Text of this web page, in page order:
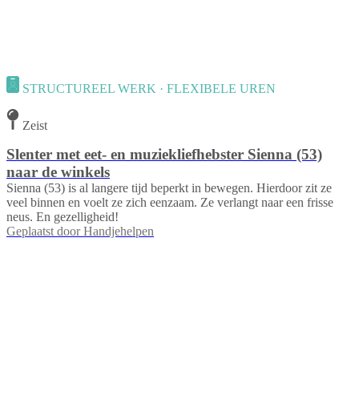
STRUCTUREEL WERK · FLEXIBELE UREN
Zeist
Slenter met eet- en muziekliefhebster Sienna (53)
naar de winkels
Sienna (53) is al langere tijd beperkt in bewegen. Hierdoor zit ze
veel binnen en voelt ze zich eenzaam. Ze verlangt naar een frisse
neus. En gezelligheid!
Geplaatst door Handjehelpen